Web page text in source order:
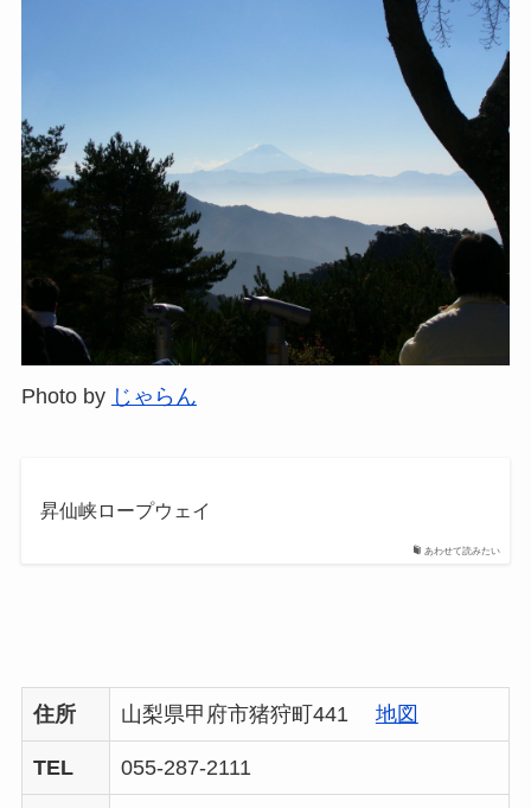
Photo by じゃらん
あわせて読みたい
昇仙峡ロープウェイ
住所 山梨県甲府市猪狩町441 地図
TEL 055-287-2111